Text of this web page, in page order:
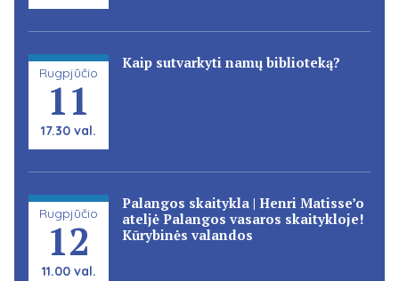
Rugpjūčio
11
17.30 val.
Kaip sutvarkyti namų biblioteką?
Rugpjūčio
12
11.00 val.
Palangos skaitykla | Henri Matisse’o
ateljė Palangos vasaros skaitykloje!
Kūrybinės valandos